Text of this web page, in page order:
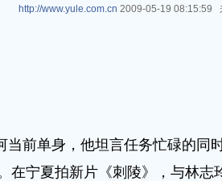
http://www.yule.com.cn 2009-05-19 08:15:59
前单身，他坦言任务忙碌的同
在宁夏拍新片《刺陵》，与林志